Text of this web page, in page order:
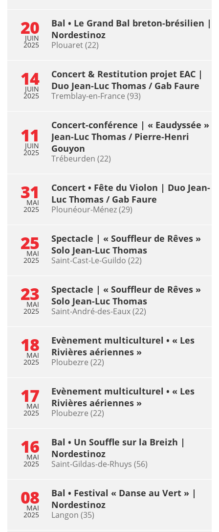
20
JUIN
2025
Bal • Le Grand Bal breton-brésilien |
Nordestinoz
Plouaret (22)
14
JUIN
2025
Concert & Restitution projet EAC |
Duo Jean-Luc Thomas / Gab Faure
Tremblay-en-France (93)
11
JUIN
2025
Concert-conférence | « Eaudyssée »
Jean-Luc Thomas / Pierre-Henri
Gouyon
Trébeurden (22)
31
MAI
2025
Concert • Fête du Violon | Duo Jean-
Luc Thomas / Gab Faure
Plounéour-Ménez (29)
25
MAI
2025
Spectacle | « Souffleur de Rêves »
Solo Jean-Luc Thomas
Saint-Cast-Le-Guildo (22)
23
MAI
2025
Spectacle | « Souffleur de Rêves »
Solo Jean-Luc Thomas
Saint-André-des-Eaux (22)
18
MAI
2025
Evènement multiculturel • « Les
Rivières aériennes »
Ploubezre (22)
17
MAI
2025
Evènement multiculturel • « Les
Rivières aériennes »
Ploubezre (22)
16
MAI
2025
Bal • Un Souffle sur la Breizh |
Nordestinoz
Saint-Gildas-de-Rhuys (56)
08
MAI
2025
Bal • Festival « Danse au Vert » |
Nordestinoz
Langon (35)